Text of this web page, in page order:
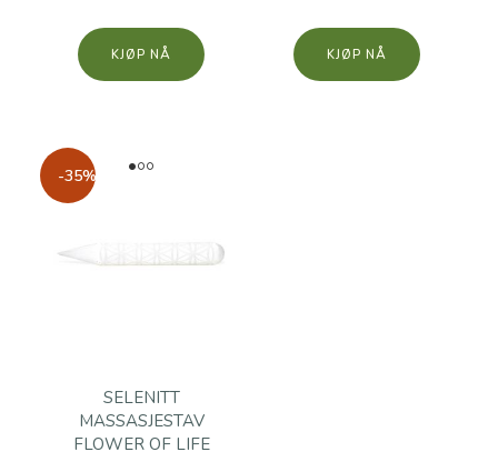
KJØP KJØP
-35%
SELENITT
MASSASJESTAV
FLOWER OF LIFE